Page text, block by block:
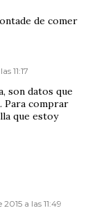
de comer
11:17
son datos que
Para comprar
que estoy
a las 11:49